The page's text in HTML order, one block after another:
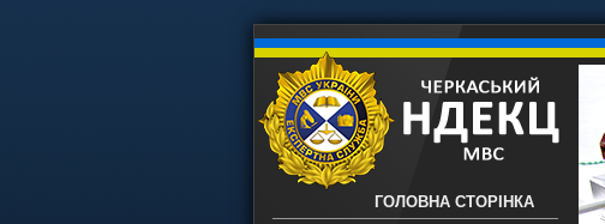
ГОЛОВНА СТОРІНКА